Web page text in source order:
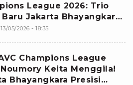
League 2026: Trio
Jakarta Bhayangkara
Langsung Tampil
13/05/2026 - 18:35
Champions League
Keita Menggila!
Bhayangkara Presisi